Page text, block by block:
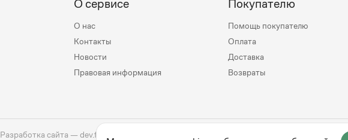
О сервисе
О нас
Контакты
Новости
Правовая информация
Покупателю
Помощь покупателю
Оплата
Доставка
Возвраты
Разработка сайта —dev.family